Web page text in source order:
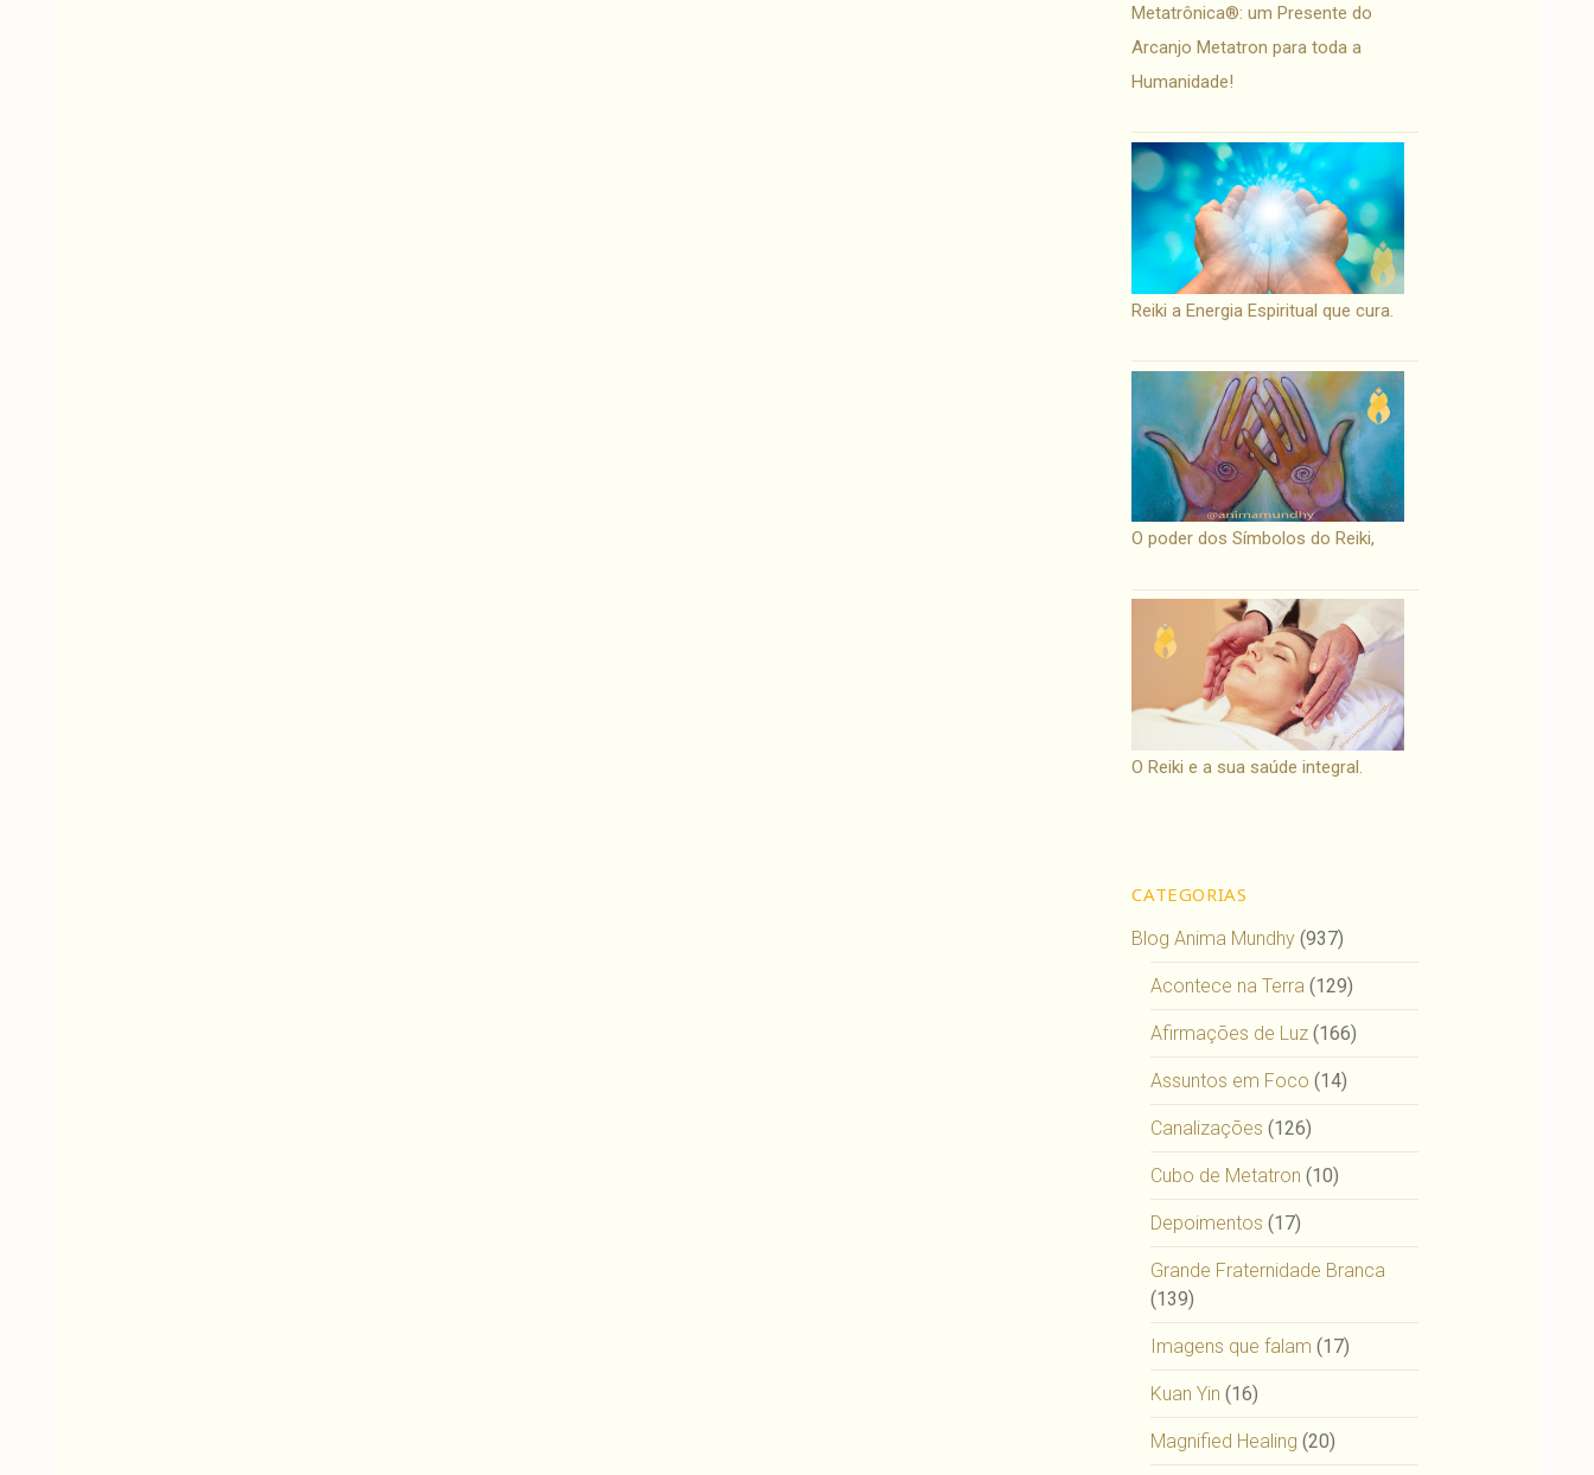
Metatrônica®: um Presente do
Arcanjo Metatron para toda a
Humanidade!
Reiki a Energia Espiritual que cura.
O poder dos Símbolos do Reiki,
O Reiki e a sua saúde integral.
CATEGORIAS
Blog Anima Mundhy (937)
Acontece na Terra (129)
Afirmações de Luz (166)
Assuntos em Foco (14)
Canalizações (126)
Cubo de Metatron (10)
Depoimentos (17)
Grande Fraternidade Branca
(139)
Imagens que falam (17)
Kuan Yin (16)
Magnified Healing (20)